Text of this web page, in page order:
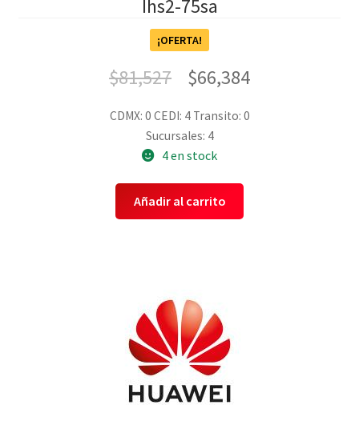
Ihs2-75sa
¡OFERTA!
$81,527 $66,384
CDMX: 0 CEDI: 4 Transito: 0
Sucursales: 4
4 en stock
Añadir al carrito